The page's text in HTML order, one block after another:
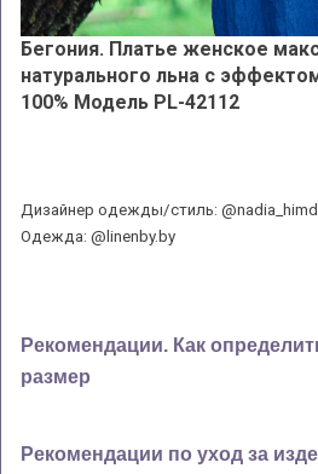
Бегония. Платье женское
натурального льна с
100% Модель PL-42112
Дизайнер одежды/стиль:
Одежда: @linenby.by
Рекомендации. Как
размер
Рекомендации по уход за